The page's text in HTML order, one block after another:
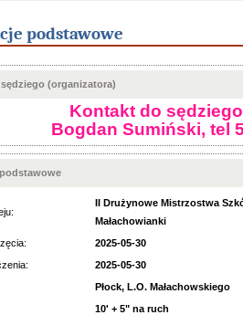
podstawowe
(organizatora)
Kontakt do
Bogdan Sumiński, tel
II Drużynowe Mistrzostwa
Małachowianki
2025-05-30
2025-05-30
Płock, L.O. Małachowskiego
10' + 5" na ruch